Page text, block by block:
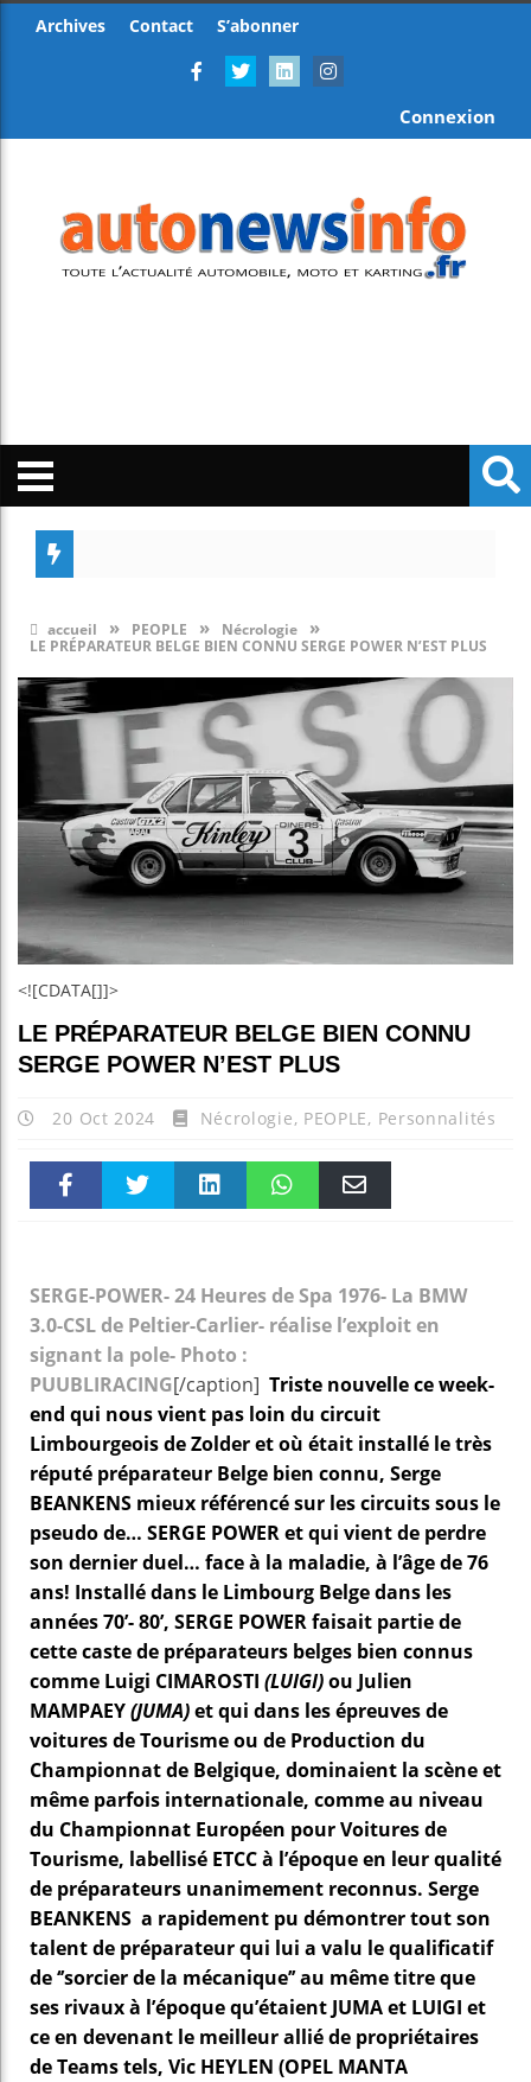
Archives Contact S’abonner
Connexion
accueil » PEOPLE » Nécrologie »
LE PRÉPARATEUR BELGE BIEN CONNU SERGE POWER N’EST PLUS
<![CDATA[]]>
LE PRÉPARATEUR BELGE BIEN CONNU
SERGE POWER N’EST PLUS
20 Oct 2024 Nécrologie, PEOPLE, Personnalités
pt
SERGE-POWER- 24 Heures de Spa 1976- La BMW
3.0-CSL de Peltier-Carlier- réalise l’exploit en
signant la pole- Photo :
PUUBLIRACING[/caption] Triste nouvelle ce week-
end qui nous vient pas loin du circuit
Limbourgeois de Zolder et où était installé le très
réputé préparateur Belge bien connu, Serge
BEANKENS mieux référencé sur les circuits sous le
pseudo de… SERGE POWER et qui vient de perdre
son dernier duel… face à la maladie, à l’âge de 76
ans! Installé dans le Limbourg Belge dans les
années 70’- 80’, SERGE POWER faisait partie de
cette caste de préparateurs belges bien connus
comme Luigi CIMAROSTI (LUIGI)ou Julien
MAMPAEY(JUMA)et qui dans les épreuves de
voitures de Tourisme ou de Production du
Championnat de Belgique, dominaient la scène et
même parfois internationale, comme au niveau
du Championnat Européen pour Voitures de
Tourisme, labellisé ETCC à l’époque en leur qualité
de préparateurs unanimement reconnus. Serge
BEANKENS a rapidement pu démontrer tout son
talent de préparateur qui lui a valu le qualificatif
de ‘’sorcier de la mécanique’’ au même titre que
ses rivaux à l’époque qu’étaient JUMA et LUIGI et
ce en devenant le meilleur allié de propriétaires
de Teams tels, Vic HEYLEN (OPEL MANTA